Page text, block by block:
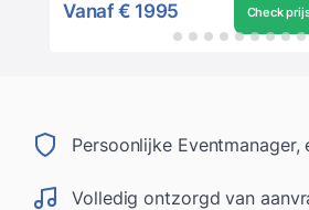
Vanaf € 1995 Check
Persoonlijke Eventmanager,
Volledig ontzorgd van